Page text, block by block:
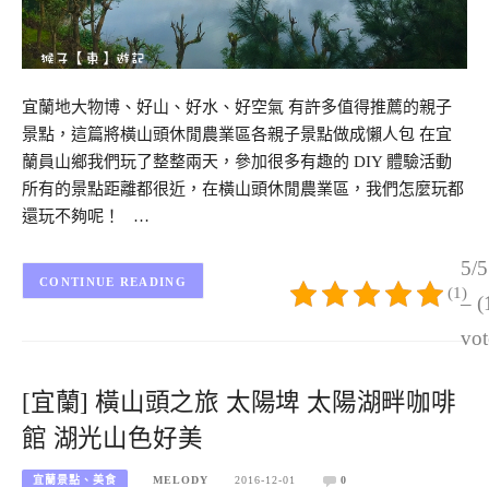
宜蘭地大物博、好山、好水、好空氣 有許多值得推薦的親子
景點，這篇將橫山頭休閒農業區各親子景點做成懶人包 在宜
蘭員山鄉我們玩了整整兩天，參加很多有趣的 DIY 體驗活動
所有的景點距離都很近，在橫山頭休閒農業區，我們怎麼玩都
還玩不夠呢！ …
5/5
–
(1)
CONTINUE READING
[宜蘭] 橫山頭之旅 太陽埤 太陽湖畔咖啡
館 湖光山色好美
宜蘭景點、美食 MELODY 2016-12-01 0